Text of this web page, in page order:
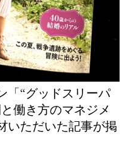
「“グッドスリーパ
働き方のマネジメ
いただいた記事が掲